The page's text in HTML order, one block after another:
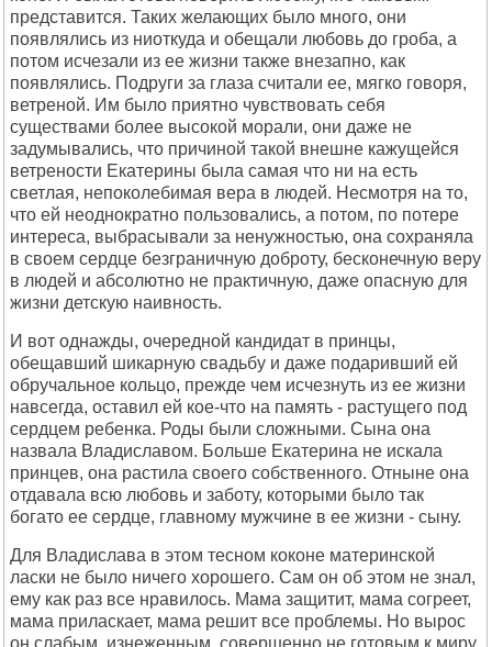
представится. Таких желающих было много, они
появлялись из ниоткуда и обещали любовь до гроба, а
потом исчезали из ее жизни также внезапно, как
появлялись. Подруги за глаза считали ее, мягко говоря,
ветреной. Им было приятно чувствовать себя
существами более высокой морали, они даже не
задумывались, что причиной такой внешне кажущейся
ветрености Екатерины была самая что ни на есть
светлая, непоколебимая вера в людей. Несмотря на то,
что ей неоднократно пользовались, а потом, по потере
интереса, выбрасывали за ненужностью, она сохраняла
в своем сердце безграничную доброту, бесконечную веру
в людей и абсолютно не практичную, даже опасную для
жизни детскую наивность.
И вот однажды, очередной кандидат в принцы,
обещавший шикарную свадьбу и даже подаривший ей
обручальное кольцо, прежде чем исчезнуть из ее жизни
навсегда, оставил ей кое-что на память - растущего под
сердцем ребенка. Роды были сложными. Сына она
назвала Владиславом. Больше Екатерина не искала
принцев, она растила своего собственного. Отныне она
отдавала всю любовь и заботу, которыми было так
богато ее сердце, главному мужчине в ее жизни - сыну.
Для Владислава в этом тесном коконе материнской
ласки не было ничего хорошего. Сам он об этом не знал,
ему как раз все нравилось. Мама защитит, мама согреет,
мама приласкает, мама решит все проблемы. Но вырос
он слабым, изнеженным, совершенно не готовым к миру.